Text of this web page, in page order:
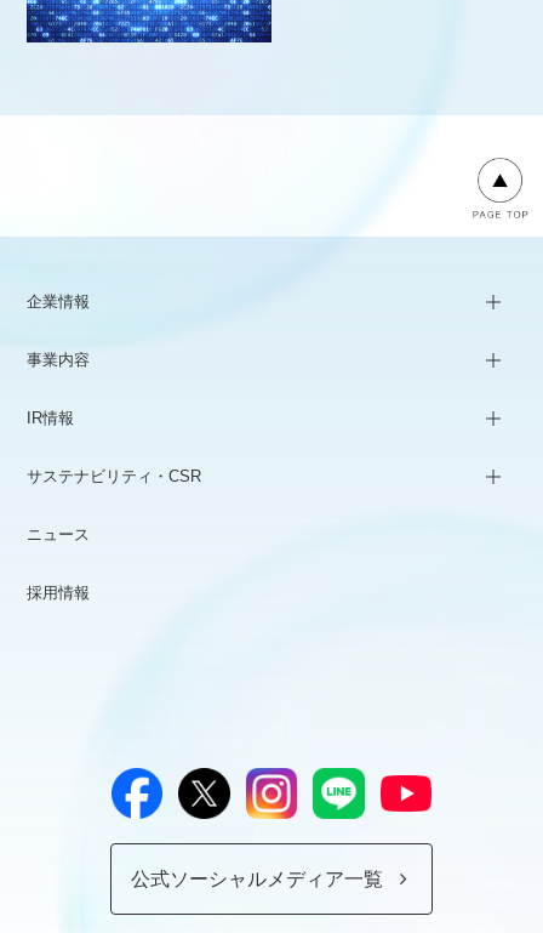
企業情報
事業内容
IR情報
サステナビリティ・CSR
ニュース
採用情報
公式ソーシャルメディア一覧